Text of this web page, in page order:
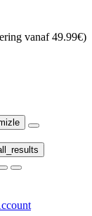
vanaf 49.99€)